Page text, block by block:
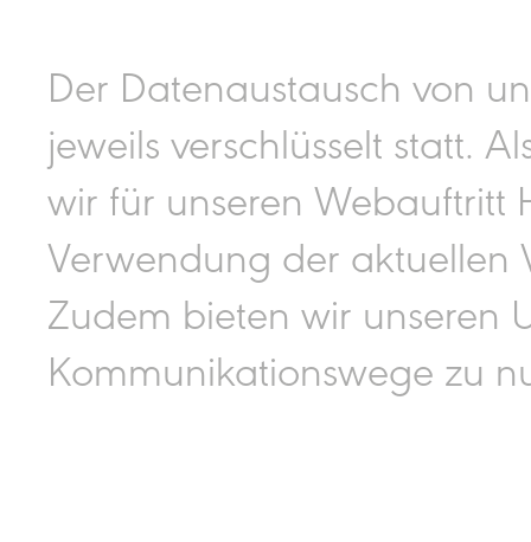
Der Datenaustausch von
jeweils verschlüsselt statt.
wir für unseren Webauftritt
Verwendung der aktuellen
Zudem bieten wir unseren
Kommunikationswege zu